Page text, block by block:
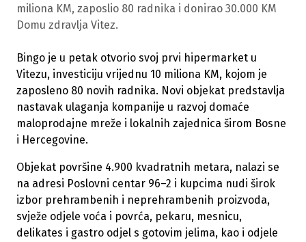
miliona KM, zaposlio 80 radnika i donirao 30.000 KM
Domu zdravlja Vitez.
Bingo je u petak otvorio svoj prvi hipermarket u
Vitezu, investiciju vrijednu 10 miliona KM, kojom je
zaposleno 80 novih radnika. Novi objekat predstavlja
nastavak ulaganja kompanije u razvoj domaće
maloprodajne mreže i lokalnih zajednica širom Bosne
i Hercegovine.
Objekat površine 4.900 kvadratnih metara, nalazi se
na adresi Poslovni centar 96–2 i kupcima nudi širok
izbor prehrambenih i neprehrambenih proizvoda,
svježe odjele voća i povrća, pekaru, mesnicu,
delikates i gastro odjel s gotovim jelima, kao i odjele